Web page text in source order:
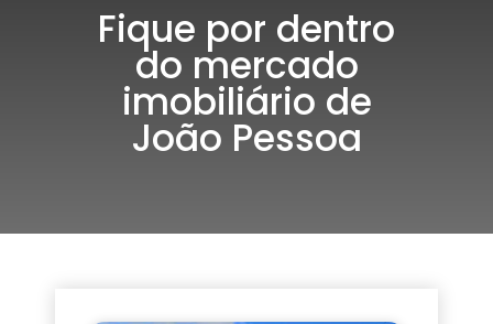
Fique por dentro
do mercado
imobiliário de
João Pessoa